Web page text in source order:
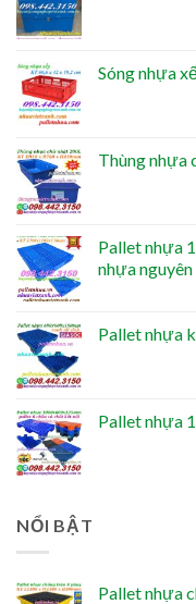
Sóng nhựa
Thùng nhựa
Pallet nhựa
nhựa nguyên
Pallet nhựa
Pallet nhựa
NỔI BẬT
Pallet nhựa